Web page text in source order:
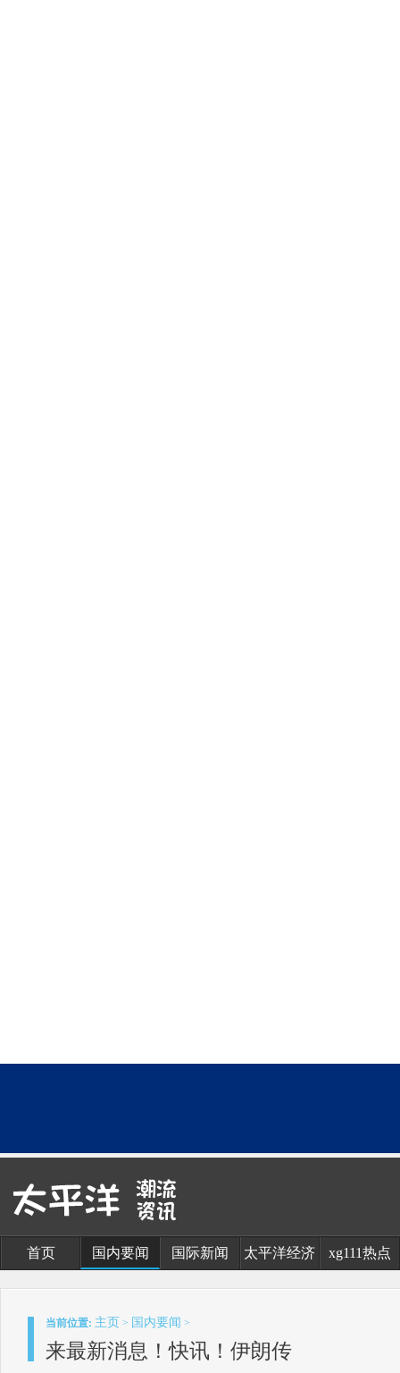
首页 国内要闻 国际新闻 太平洋经济 xg111热点
当前位置: 主页 > 国内要闻 >
来最新消息！快讯！伊朗传